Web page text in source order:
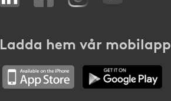
Ladda hem vår mobilapp